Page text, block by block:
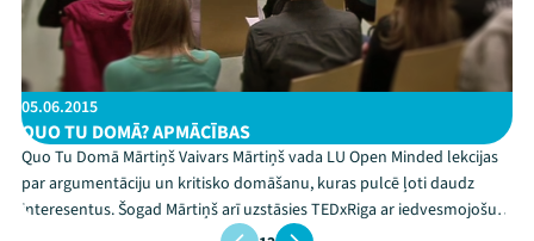
05.06.2015
QUO TU DOMĀ? APMĀCĪBAS
Quo Tu Domā Mārtiņš Vaivars Mārtiņš vada LU Open Minded lekcijas
par argumentāciju un kritisko domāšanu, kuras pulcē ļoti daudz
interesentus. Šogad Mārtiņš arī uzstāsies TEDxRiga ar iedvesmojošu